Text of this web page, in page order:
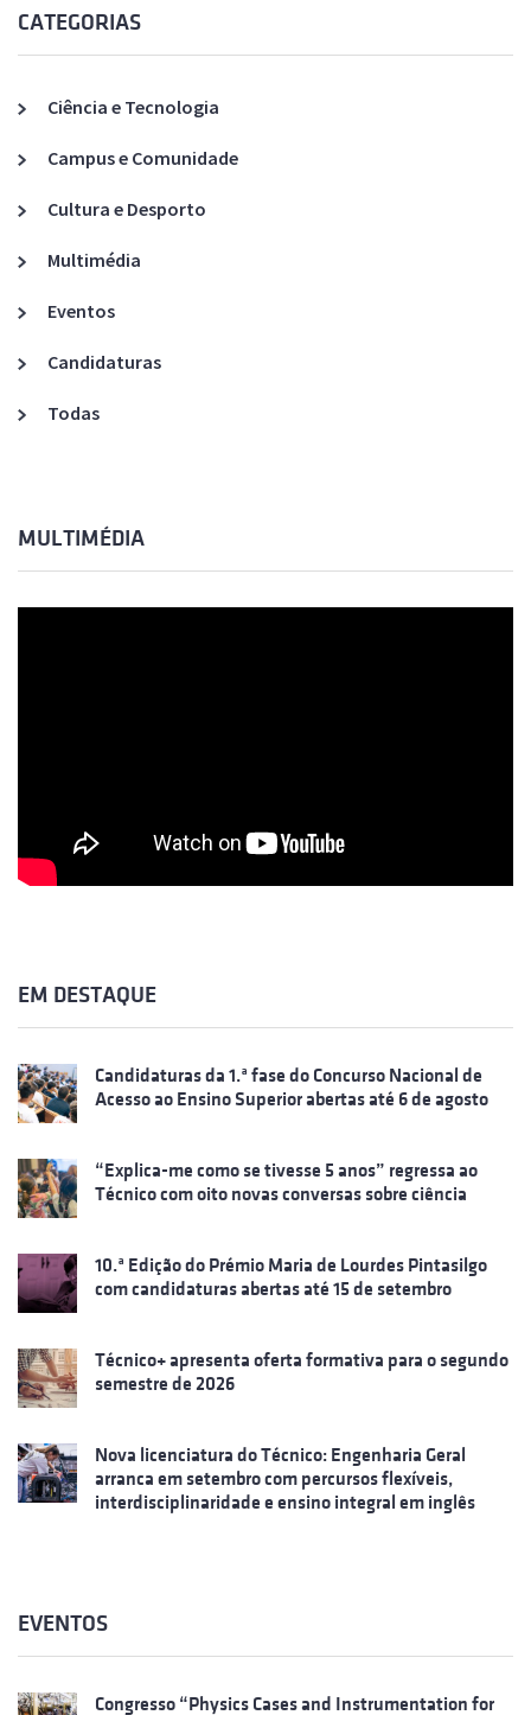
CATEGORIAS
Ciência e Tecnologia
Campus e Comunidade
Cultura e Desporto
Multimédia
Eventos
Candidaturas
Todas
MULTIMÉDIA
EM DESTAQUE
Candidaturas da 1.ª fase do Concurso Nacional de
Acesso ao Ensino Superior abertas até 6 de agosto
“Explica-me como se tivesse 5 anos” regressa ao
Técnico com oito novas conversas sobre ciência
10.ª Edição do Prémio Maria de Lourdes Pintasilgo
com candidaturas abertas até 15 de setembro
Técnico+ apresenta oferta formativa para o segundo
semestre de 2026
Nova licenciatura do Técnico: Engenharia Geral
arranca em setembro com percursos flexíveis,
interdisciplinaridade e ensino integral em inglês
EVENTOS
Congresso “Physics Cases and Instrumentation for